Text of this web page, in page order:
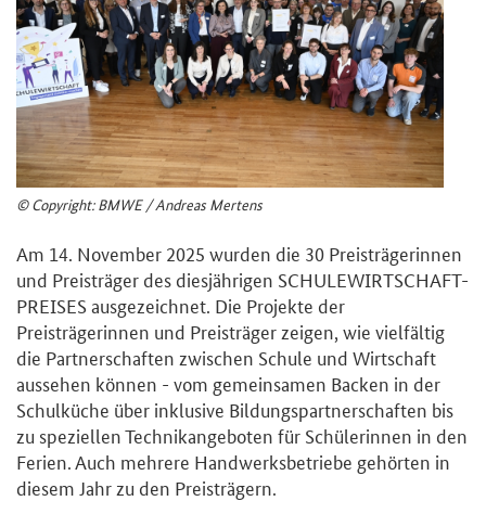
© Copyright: BMWE / Andreas Mertens
Am 14. November 2025 wurden die 30 Preisträgerinnen
und Preisträger des diesjährigen SCHULEWIRTSCHAFT-
PREISES ausgezeichnet. Die Projekte der
Preisträgerinnen und Preisträger zeigen, wie vielfältig
die Partnerschaften zwischen Schule und Wirtschaft
aussehen können - vom gemeinsamen Backen in der
Schulküche über inklusive Bildungspartnerschaften bis
zu speziellen Technikangeboten für Schülerinnen in den
Ferien. Auch mehrere Handwerksbetriebe gehörten in
diesem Jahr zu den Preisträgern.